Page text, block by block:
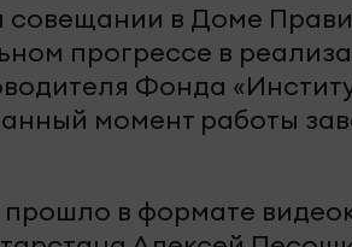
в Доме
прогрессе в
Фонда
момент работы
в формате